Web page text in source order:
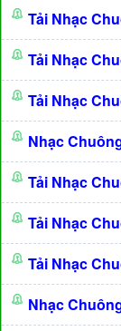
Tải Nhạc
Tải Nhạc
Tải Nhạc
Nhạc
Tải Nhạc
Tải Nhạc
Tải Nhạc
Nhạc